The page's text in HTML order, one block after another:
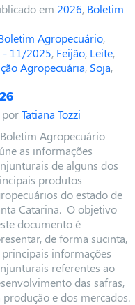
em 2026, Boletim
Agropecuário,
- 11/2025, Feijão, Leite,
Agropecuária, Soja,
porTatiana Tozzi
Agropecuário
as informações
de alguns dos
produtos
do estado de
Catarina. O objetivo
documento é
de forma sucinta,
principais informações
referentes ao
das safras,
produção e dos mercados.